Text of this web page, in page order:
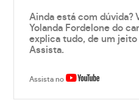
Ainda está com dúvida?
Yolanda Fordelone do
explica tudo, de um
Assista.
Assista no